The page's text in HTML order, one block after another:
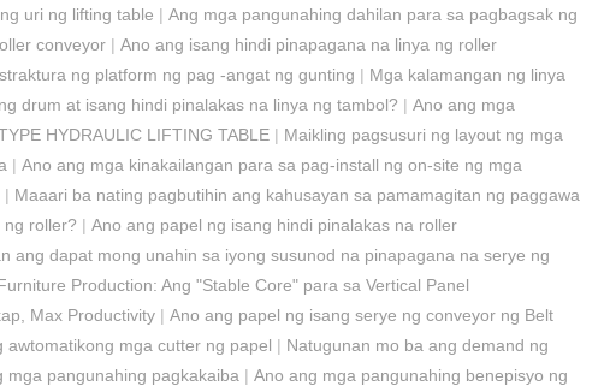
uri ng lifting table | Ang mga pangunahing dahilan para sa pagbagsak ng
conveyor | Ano ang isang hindi pinapagana na linya ng roller
ng platform ng pag -angat ng gunting | Mga kalamangan ng linya
drum at isang hindi pinalakas na linya ng tambol? | Ano ang mga
HYDRAULIC LIFTING TABLE | Maikling pagsusuri ng layout ng mga
| Ano ang mga kinakailangan para sa pag-install ng on-site ng mga
| Maaari ba nating pagbutihin ang kahusayan sa pamamagitan ng paggawa
roller? | Ano ang papel ng isang hindi pinalakas na roller
ang dapat mong unahin sa iyong susunod na pinapagana na serye ng
Production: Ang "Stable Core" para sa Vertical Panel
Max Productivity | Ano ang papel ng isang serye ng conveyor ng Belt
mga cutter ng papel | Natugunan mo ba ang demand ng
mga pangunahing pagkakaiba | Ano ang mga pangunahing benepisyo ng